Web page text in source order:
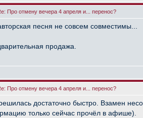
Про отмену вечера 4 апреля и... перенос?
песня не совсем совместимы...
продажа.
Про отмену вечера 4 апреля и... перенос?
достаточно быстро. Взамен
только сейчас прочёл в афише).